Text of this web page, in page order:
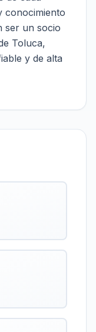
conocimiento
ser un socio
Toluca,
y de alta